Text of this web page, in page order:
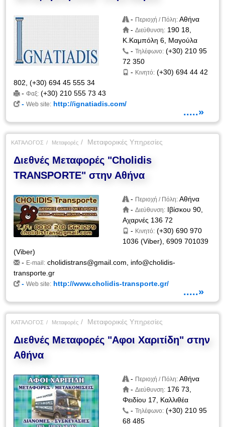
- Περιοχή / Πόλη: Αθήνα
-Διεύθυνση: 190 18,
Κ.Καμπόλη 6, Μαγούλα
-Τηλέφωνο: (+30) 210 95
72 350
- Κινητό: (+30) 694 44 42
802, (+30) 694 45 555 34
-Φαξ: (+30) 210 555 73 43
-Web site: http://ignatiadis.com/
.....»
ΚΑΤΆΛΟΓΟΣ Μεταφορές Μεταφορικές Υπηρεσίες
Διεθνές Μεταφορές "Cholidis
TRANSPORTE" στην Αθήνα
- Περιοχή / Πόλη: Αθήνα
-Διεύθυνση: Ιβίσκου 90,
Αχαρνές 136 72
- Κινητό: (+30) 690 970
1036 (Viber), 6909 701039
(Viber)
- E-mail: cholidistrans@gmail.com
info@cholidis-
transporte.gr
-Web site: http://www.cholidis-transporte.gr/
.....»
ΚΑΤΆΛΟΓΟΣ Μεταφορές Μεταφορικές Υπηρεσίες
Διεθνές Μεταφορές "Αφοι Χαριτίδη" στην
Αθήνα
- Περιοχή / Πόλη: Αθήνα
-Διεύθυνση: 176 73,
Φειδίου 17, Καλλιθέα
-Τηλέφωνο: (+30) 210 95
68 485